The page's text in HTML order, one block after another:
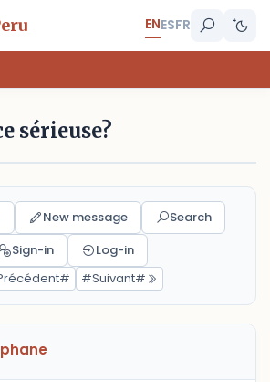
ENESFR
sérieuse?
New message
Search
Sign-in
Log-in
#Suivant#